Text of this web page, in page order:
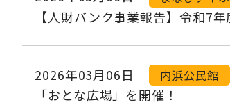
【人財バンク事業報告】令和7
2026年03月06日 内浜公民館
「おとな広場」を開催！